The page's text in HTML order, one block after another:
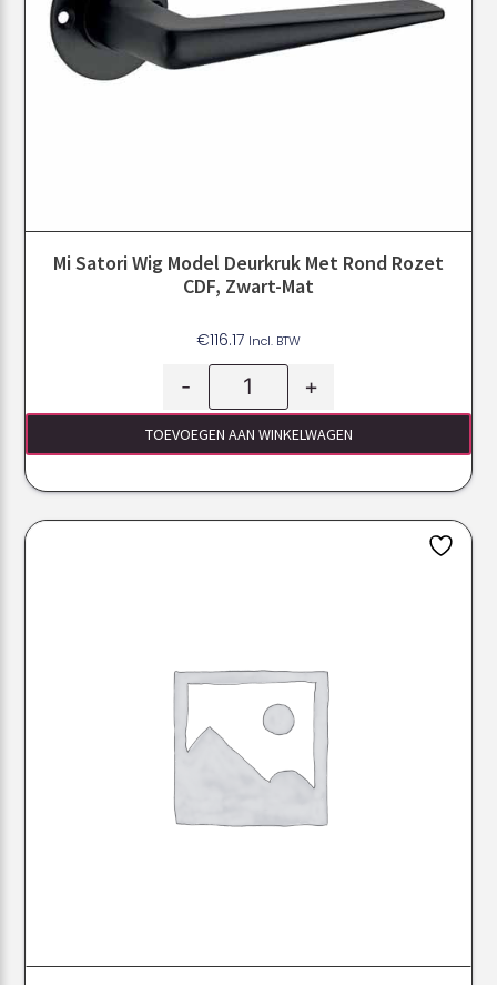
Mi Satori Wig Model Deurkruk Met Rond Rozet
CDF, Zwart-Mat
€116.17 Incl. BTW
- +
TOEVOEGEN AAN WINKELWAGEN